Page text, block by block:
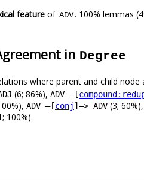
feature of ADV. 100% lemmas
in Degree
where parent and child node
(6; 86%), ADV –[
ADV –[conj ]–> ADV (3;
100%).